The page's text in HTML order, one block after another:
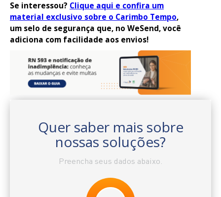
Se interessou? Clique aqui e confira um
material exclusivo sobre o Carimbo Tempo,
um selo de segurança que, no WeSend, você
adiciona com facilidade aos envios!
Quer saber mais sobre
nossas soluções?
Preencha seus dados abaixo.